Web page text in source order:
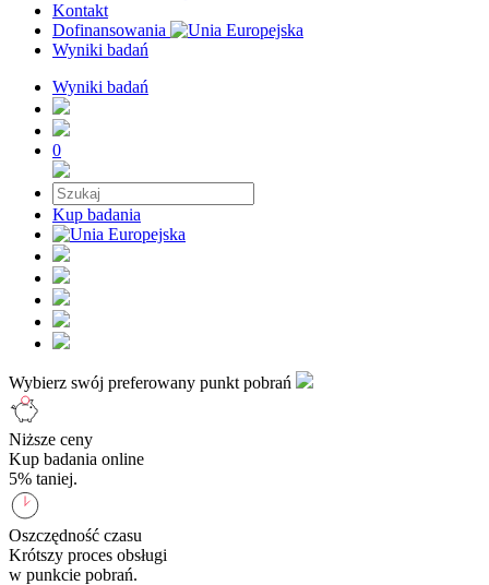
Kontakt
Dofinansowania
Wyniki badań
Wyniki badań
0
Kup badania
Wybierz swój preferowany punkt pobrań
Niższe ceny
Kup badania online
5% taniej.
Oszczędność czasu
Krótszy proces obsługi
w punkcie pobrań.